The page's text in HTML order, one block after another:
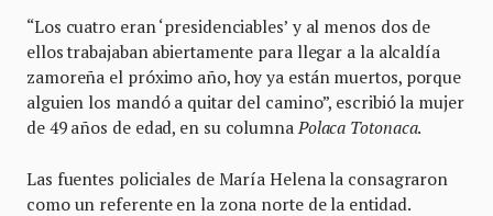
“Los cuatro eran ‘presidenciables’ y al menos dos de
ellos trabajaban abiertamente para llegar a la alcaldía
zamoreña el próximo año, hoy ya están muertos, porque
alguien los mandó a quitar del camino”, escribió la mujer
de 49 años de edad, en su columnaPolaca Totonaca.
Las fuentes policiales de María Helena la consagraron
como un referente en la zona norte de la entidad.